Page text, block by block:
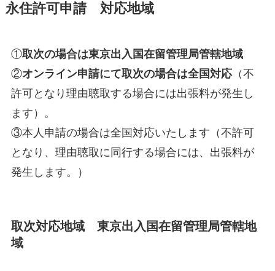
永住許可申請 対応地域
①取次の場合は東京出入国在留管理局管轄地域
②オンライン申請にて取次の場合は全国対応（不
許可となり理由聴取する場合には出張料が発生し
ます）。
③本人申請の場合は全国対応いたします（不許可
となり、理由聴取に同行する場合には、出張料が
発生します。）
取次対応地域 東京出入国在留管理局管轄地
域